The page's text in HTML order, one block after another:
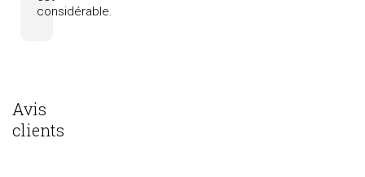
considérable.
Avis
clients